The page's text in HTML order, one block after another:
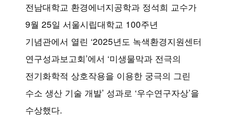
전남대학교 환경에너지공학과 정석희 교수가
9월 25일 서울시립대학교 100주년
기념관에서 열린 ‘2025년도 녹색환경지원센터
연구성과보고회’에서 ‘미생물막과 전극의
전기화학적 상호작용을 이용한 궁극의 그린
수소 생산 기술 개발’ 성과로 ‘우수연구자상’을
수상했다.